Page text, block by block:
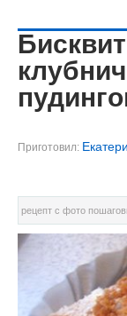
Приготовил:
рецепт с фото